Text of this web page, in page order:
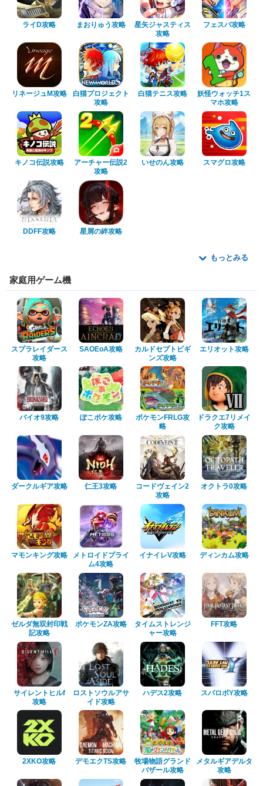
ライD攻略 まおりゅう攻略
星矢ジャスティス
攻略
フェスバ攻略
リネージュM攻略
白猫プロジェクト
攻略
白猫テニス攻略
妖怪ウォッチ1ス
マホ攻略
キノコ伝説攻略
アーチャー伝説2
攻略
いせのん攻略 スマグロ攻略
DDFF攻略 星屑の絆攻略
もっとみる
家庭用ゲーム機
スプラレイダース
攻略
SAOEoA攻略
カルドセプトビギ
ンズ攻略
エリオット攻略
バイオ9攻略 ぽこポケ攻略
ポケモンFRLG攻
略
ドラクエ7リメイ
ク攻略
ダークルギア攻略 仁王3攻略
コードヴェイン2
攻略
オクトラ0攻略
マモンキング攻略
メトロイドプライ
ム4攻略
イナイレV攻略 ディンカム攻略
ゼルダ無双封印戦
記攻略
ポケモンZA攻略
タイムストレンジ
ャー攻略
FFT攻略
サイレントヒルf
攻略
ロストソウルアサ
イド攻略
ハデス2攻略 スパロボY攻略
2XKO攻略 デモエクTS攻略
牧場物語グランド
バザール攻略
メタルギアデルタ
攻略